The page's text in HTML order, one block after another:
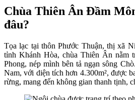
Chùa Thiên Ân Đầm
đâu?
Tọa lạc tại thôn Phước Thuận, thị xã
tỉnh Khánh Hòa, chùa Thiên Ân nằm
Phong, nép mình bên tả ngạn sông
Nam, với diện tích hơn 4.300m², được
rừng, mang đến không gian thanh tịnh,